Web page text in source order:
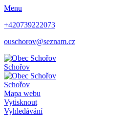
Menu
+420739222073
ouschorov@seznam.cz
Schořov
Schořov
Mapa webu
Vytisknout
Vyhledávání